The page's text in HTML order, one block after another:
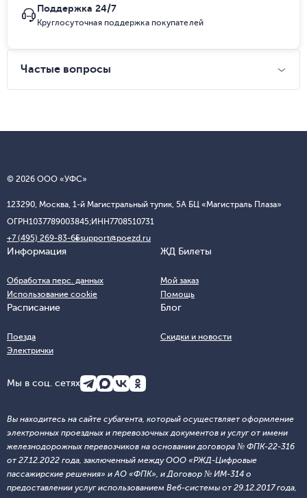
Поддержка 24/7
Круглосуточная поддержка покупателей
Частые вопросы
© 2026 ООО «УФС»
123290, Москва, 1-й Магистральный тупик, 5А БЦ «Магистраль Плаза»
ОГРН1037789003845;ИНН7708510731
+7 (495) 269-83-65support@poezd.ru
Информация
Обработка перс. данных
Использование cookie
ЖД Билеты
Мой заказ
Помощь
Расписание
Поезда
Электрички
Блог
Скидки и новости
Мы в соц. сетях
Вы находитесь на сайте субагента, который осуществляет оформление
электронных проездных и перевозочных документов и услуг от имени
железнодорожных перевозчиков на основании договора № ФПК-22-316
от 27.12.2022 года, заключенный между ООО «РЖД-Цифровые
пассажирские решения» и АО «ФПК», и Договор № ИМ-314 о
предоставлении услуг использованием Веб-системы от 29.12.2017 года,